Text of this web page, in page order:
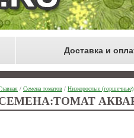
Доставка и
/ Семена томатов / Низкорослые (горшечные)